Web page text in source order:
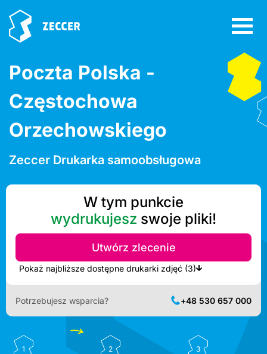
Poczta Polska -
Częstochowa
Orzechowskiego
Zeccer Drukarka samoobsługowa
W tym punkcie
wydrukujesz swoje pliki!
Utwórz zlecenie
Pokaż najbliższe dostępne drukarki zdjęć (3)
Potrzebujesz wsparcia? +48 530 657 000
1 2 3